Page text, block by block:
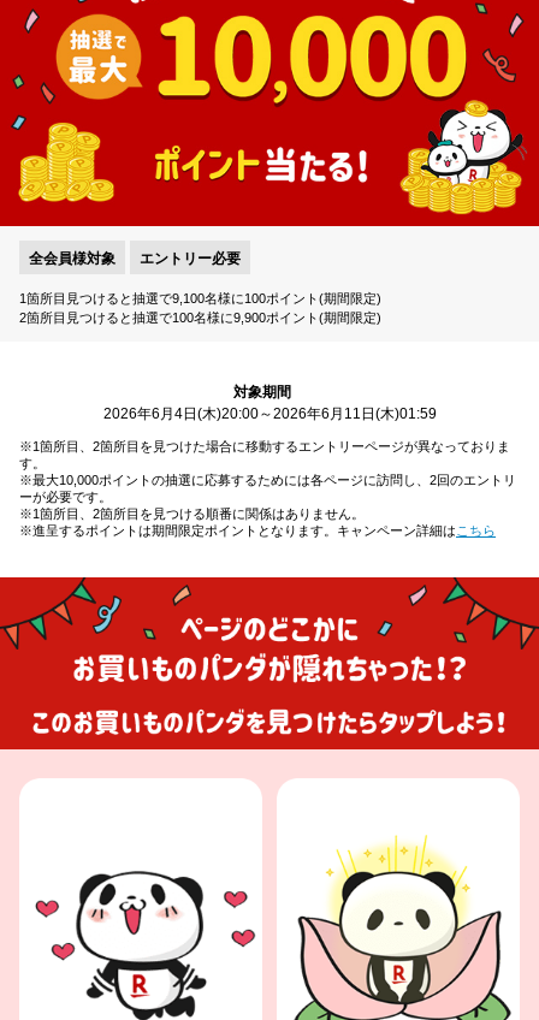
全会員様対象 エントリー必要
1箇所目見つけると抽選で9,100名様に100ポイント(期間限定)
2箇所目見つけると抽選で100名様に9,900ポイント(期間限定)
対象期間
2026年6月4日(木)20:00～2026年6月11日(木)01:59
※1箇所目、2箇所目を見つけた場合に移動するエントリーページが異なっておりま
す。
※最大10,000ポイントの抽選に応募するためには各ページに訪問し、2回のエントリ
ーが必要です。
※1箇所目、2箇所目を見つける順番に関係はありません。
※進呈するポイントは期間限定ポイントとなります。キャンペーン詳細はこちら